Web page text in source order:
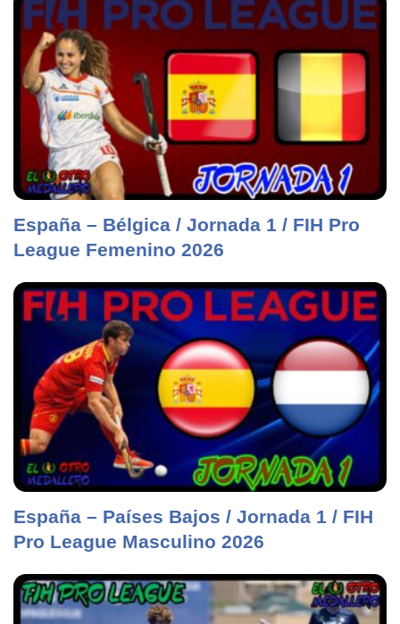
España – Bélgica / Jornada 1 / FIH Pro
League Femenino 2026
España – Países Bajos / Jornada 1 / FIH
Pro League Masculino 2026